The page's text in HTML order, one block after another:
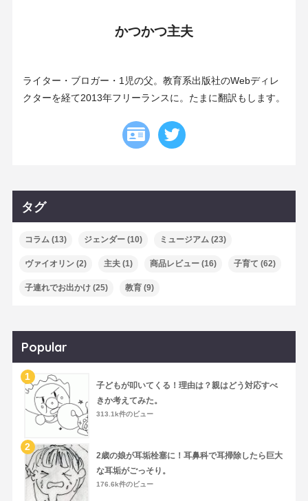
かつかつ主夫
ライター・ブロガー・1児の父。教育系出版社のWebディレ
クターを経て2013年フリーランスに。たまに翻訳もします。
タグ
コラム (13) ジェンダー(10) ミュージアム (23)
ヴァイオリン(2) 主夫(1) 商品レビュー(16) 子育て (62)
子連れでお出かけ(25) 教育(9)
Popular
子どもが叩いてくる！理由は？親はどう対応すべ
きか考えてみた。
313.1k件のビュー
2歳の娘が耳垢栓塞に！耳鼻科で耳掃除したら巨大
な耳垢がごっそり。
176.6k件のビュー